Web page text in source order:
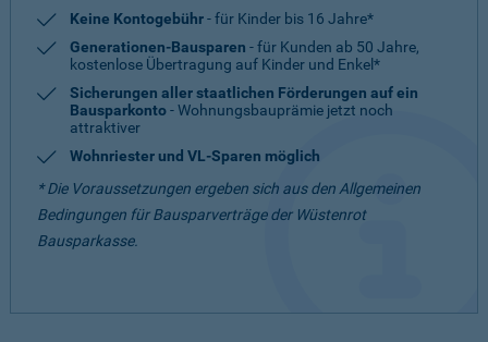
Keine Kontogebühr- für Kinder bis 16 Jahre*
Generationen-Bausparen - für Kunden ab 50 Jahre,
kostenlose Übertragung auf Kinder und Enkel*
Sicherungen aller staatlichen Förderungen auf ein
Bausparkonto- Wohnungsbauprämie jetzt noch
attraktiver
Wohnriester und VL-Sparen möglich
* Die Voraussetzungen ergeben sich aus den Allgemeinen
Bedingungen für Bausparverträge der Wüstenrot
Bausparkasse.